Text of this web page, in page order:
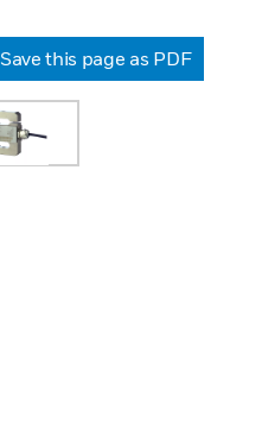
Save this page as PDF